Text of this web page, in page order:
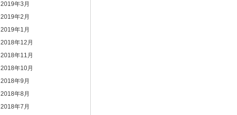
2019年3月
2019年2月
2019年1月
2018年12月
2018年11月
2018年10月
2018年9月
2018年8月
2018年7月